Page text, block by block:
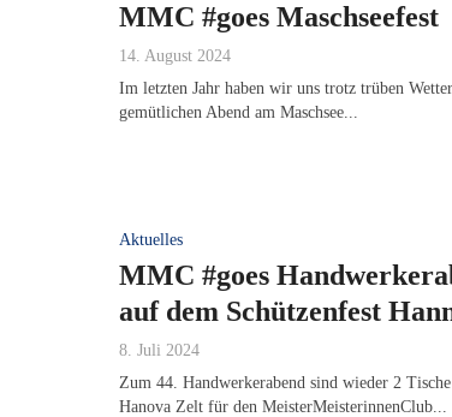
MMC #goes Maschseefest
14. August 2024
Im letzten Jahr haben wir uns trotz trüben
gemütlichen Abend am Maschsee...
Aktuelles
MMC #goes
auf dem Schützenfest
8. Juli 2024
Zum 44. Handwerkerabend sind wieder 2
Hanova Zelt für den MeisterMeisterinnenClub...